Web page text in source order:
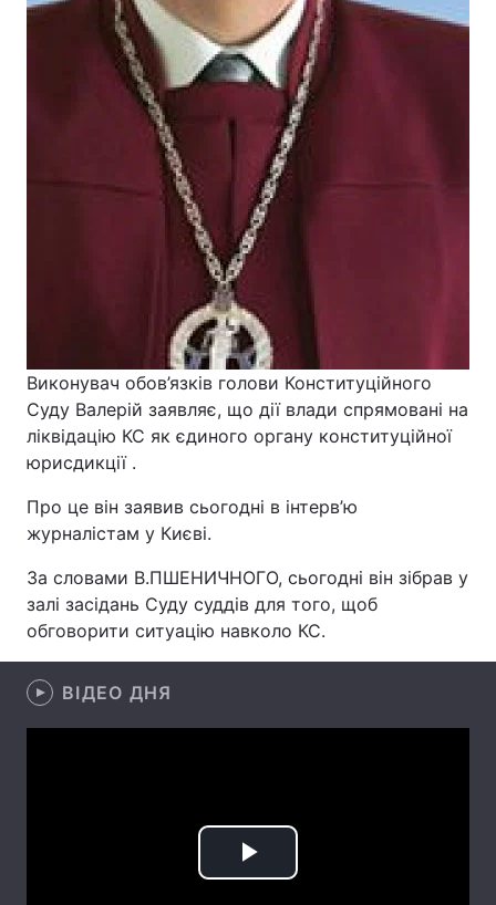
Війна
Політика
Економіка Світ
Наука
Інциденти
Здоров'я Туризм
Цікавинки Погода
Лонгріди
Відео з Youtube Статті
Інтерв'ю
Архів
Виконувач обов’язків голови Конституційного
Суду Валерій заявляє, що дії влади спрямовані на
ліквідацію КС як єдиного органу конституційної
юрисдикції .
Про це він заявив сьогодні в інтерв’ю
журналістам у Києві.
За словами В.ПШЕНИЧНОГО, сьогодні він зібрав у
залі засідань Суду суддів для того, щоб
обговорити ситуацію навколо КС.
ВІДЕО ДНЯ
Play